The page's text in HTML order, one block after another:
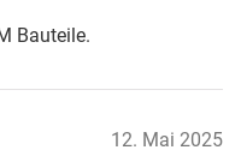
Bauteile.
12. Mai 2025